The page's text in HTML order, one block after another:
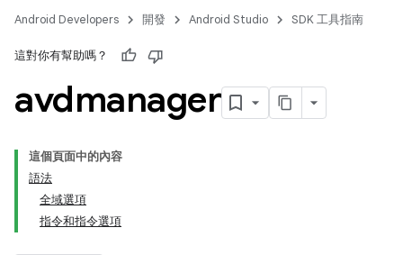
Android Developers 開發 Android Studio SDK 工具指南
這對你有幫助嗎？
avdmanager
這個頁面中的內容
語法
全域選項
指令和指令選項